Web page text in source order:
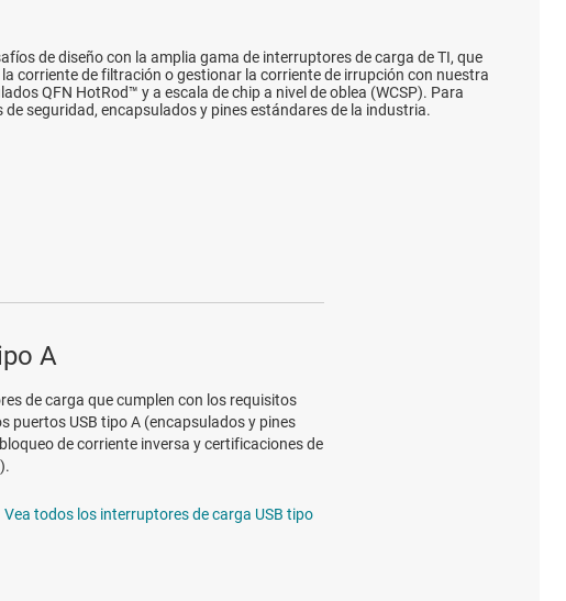
de diseño con la amplia gama de interruptores de carga de TI, que
corriente de filtración o gestionar la corriente de irrupción con nuestra
QFN HotRod™ y a escala de chip a nivel de oblea (WCSP). Para
seguridad, encapsulados y pines estándares de la industria.
A
de carga que cumplen con los requisitos
puertos USB tipo A (encapsulados y pines
de corriente inversa y certificaciones de
Vea todos los interruptores de carga USB tipo